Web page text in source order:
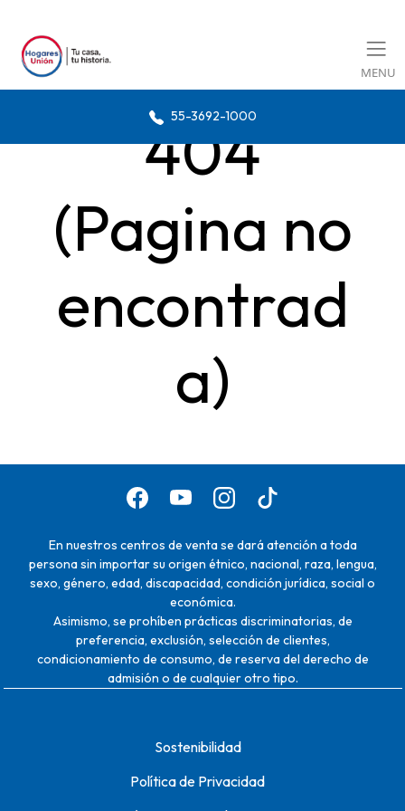
MENU
55-3692-1000
404
(Pagina no
encontrad
a)
En nuestros centros de venta se dará atención a toda
persona sin importar su origen étnico, nacional, raza, lengua,
sexo, género, edad, discapacidad, condición jurídica, social o
económica.
Asimismo, se prohíben prácticas discriminatorias, de
preferencia, exclusión, selección de clientes,
condicionamiento de consumo, de reserva del derecho de
admisión o de cualquier otro tipo.
Sostenibilidad
Política de Privacidad